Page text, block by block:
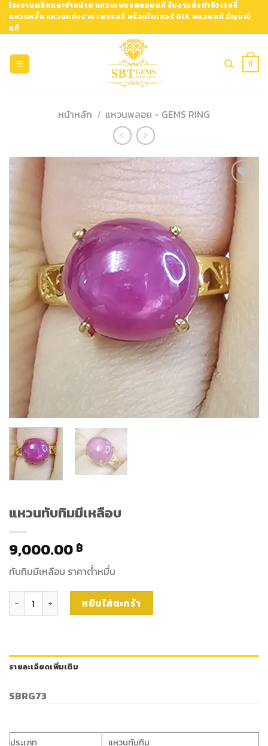
Skip
content
โรงงานผลิตและจำหน่าย แหวนเพชรพลอยแท้ รับงานสั่งทำจิวเวลรี่
แหวนหมั้น แหวนแต่งงาน เพชรแท้ พร้อมใบเซอร์ GIA พลอยแท้ อัญมณี
แท้
0
หน้าหลัก / แหวนพลอย - GEMS RING
Add to
Wishlist
แหวนทับทิมมีเหลือบ
9,000.00 ฿
ทับทิมมีเหลือบ ราคาต่ำหมื่น
จำนวน แหวนทับทิมมีเหลือบ ชิ้น
หยิบใส่ตะกร้า
รายละเอียดเพิ่มเติม
SBRG73
ประเภท
แหวนทับทิม